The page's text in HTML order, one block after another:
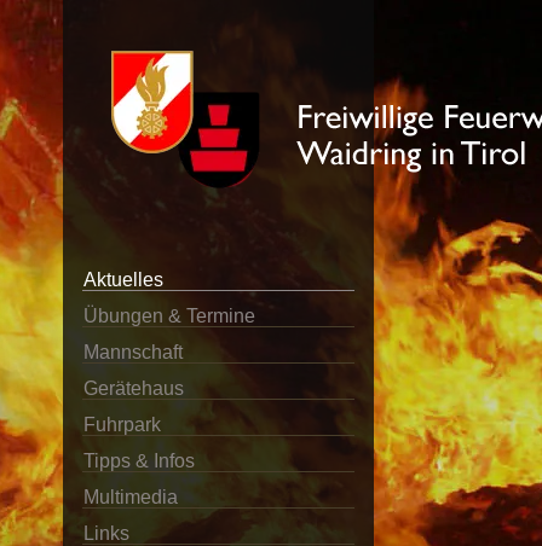
Aktuelles
Übungen & Termine
Mannschaft
Gerätehaus
Fuhrpark
Tipps & Infos
Multimedia
Links